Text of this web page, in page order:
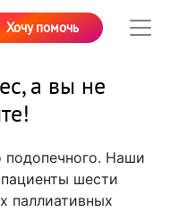
Хочу помочь
а вы не
подопечного. Наши
шести
паллиативных